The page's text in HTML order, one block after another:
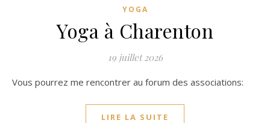
YOGA
Yoga à Charenton
19 juillet 2026
Vous pourrez me rencontrer au forum des associations:
LIRE LA SUITE